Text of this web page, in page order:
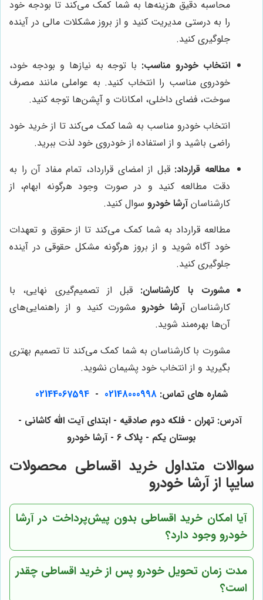
محاسبه دقیق هزینه‌ها به شما کمک می‌کند تا بودجه خود
را به درستی مدیریت کنید و از بروز مشکلات مالی در آینده
جلوگیری کنید.
انتخاب خودرو مناسب: با توجه به نیازها و بودجه خود،
خودروی مناسب را انتخاب کنید. به عواملی مانند مصرف
سوخت، فضای داخلی، امکانات و آپشن‌ها توجه کنید.
انتخاب خودرو مناسب به شما کمک می‌کند تا از خرید خود
راضی باشید و از استفاده از خودروی خود لذت ببرید.
مطالعه قرارداد: قبل از امضای قرارداد، تمام مفاد آن را به
دقت مطالعه کنید و در صورت وجود هرگونه ابهام، از
کارشناسانآرشا خودرو سوال کنید.
مطالعه قرارداد به شما کمک می‌کند تا از حقوق و تعهدات
خود آگاه شوید و از بروز هرگونه مشکل حقوقی در آینده
جلوگیری کنید.
مشورت با کارشناسان: قبل از تصمیم‌گیری نهایی، با
کارشناسانآرشا خودرومشورت کنید و از راهنمایی‌های
آن‌ها بهره‌مند شوید.
مشورت با کارشناسان به شما کمک می‌کند تا تصمیم بهتری
بگیرید و از انتخاب خود پشیمان نشوید.
شماره های تماس: 02148000998
-
02144067594
آدرس: تهران - فلکه دوم صادقیه - ابتدای آیت الله کاشانی -
بوستان یکم - پلاک 6 - آرشا خودرو
سوالات متداول خرید اقساطی محصولات
سایپا از آرشا خودرو
آیا امکان خرید اقساطی بدون پیش‌پرداخت در آرشا
خودرو وجود دارد؟
مدت زمان تحویل خودرو پس از خرید اقساطی چقدر
است؟